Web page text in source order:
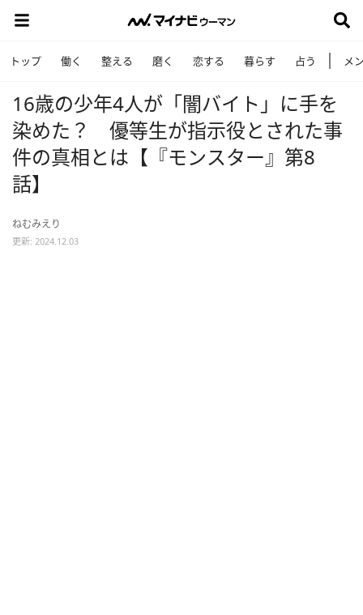
トップ 働く 整える 磨く 恋する 暮らす 占う メ
16歳の少年4人が「闇バイト」に手を
染めた？ 優等生が指示役とされた事
件の真相とは【『モンスター』第8
話】
ねむみえり
更新: 2024.12.03